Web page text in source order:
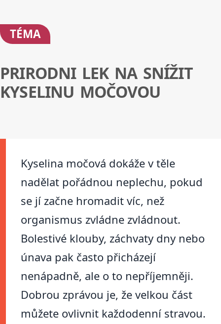
TÉMA
PRIRODNI LEK NA SNÍŽIT
KYSELINU MOČOVOU
Kyselina močová dokáže v těle
nadělat pořádnou neplechu, pokud
se jí začne hromadit víc, než
organismus zvládne zvládnout.
Bolestivé klouby, záchvaty dny nebo
únava pak často přicházejí
nenápadně, ale o to nepříjemněji.
Dobrou zprávou je, že velkou část
můžete ovlivnit každodenní stravou.